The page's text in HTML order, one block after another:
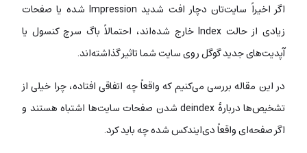
اگر اخیراً سایت‌تان دچار افت شدید Impression شده یا صفحات
زیادی از حالت Index خارج شده‌اند، احتمالاً باگ سرچ کنسول یا
آپدیت‌های جدید گوگل روی سایت شما تاثیر گذاشته‌اند.
در این مقاله بررسی می‌کنیم که واقعاً چه اتفاقی افتاده، چرا خیلی از
تشخیص‌ها دربارۀ deindex شدن صفحات سایت‌ها اشتباه هستند و
اگر صفحه‌ای واقعاً دی‌ایندکس شده چه باید کرد.